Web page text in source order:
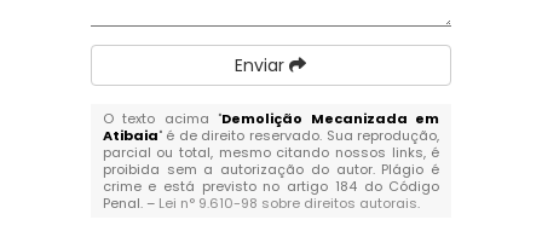
Enviar
O texto acima "Demolição Mecanizada em
Atibaia" é de direito reservado. Sua reprodução,
parcial ou total, mesmo citando nossos links, é
proibida sem a autorização do autor. Plágio é
crime e está previsto no artigo 184 do Código
Penal. – Lei n° 9.610-98 sobre direitos autorais.